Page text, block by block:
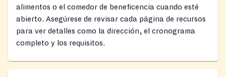
alimentos o el comedor de beneficencia cuando esté
abierto. Asegúrese de revisar cada página de recursos
para ver detalles como la dirección, el cronograma
completo y los requisitos.